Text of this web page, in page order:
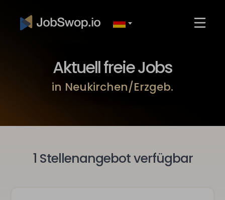
Aktuell freie Jobs
in Neukirchen/Erzgeb.
1 Stellenangebot verfügbar